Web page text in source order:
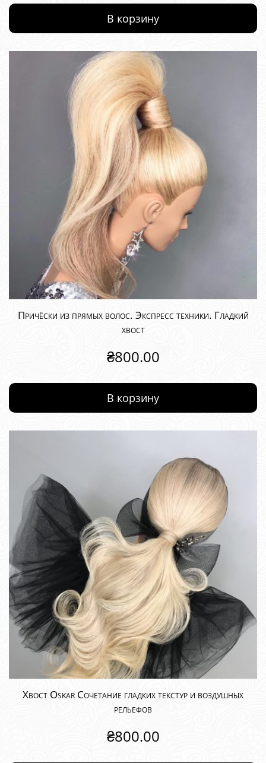
В корзину
Причёски из прямых волос. Экспресс техники. Гладкий
хвост
₴800.00
В корзину
Хвост Oskar Сочетание гладких текстур и воздушных
рельефов
₴800.00